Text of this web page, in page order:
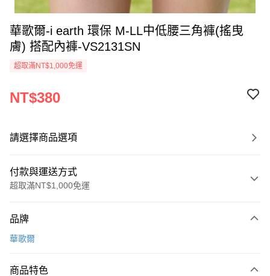
華歌爾-i earth 環保 M-LL中低腰三角褲(搖曳
膚) 搭配內褲-VS2131SN
超取滿NT$1,000免運
NT$380
請選擇商品選項
付款與運送方式
超取滿NT$1,000免運
信用卡一次付款
LINE Pay
品牌
華歌爾
商品特色